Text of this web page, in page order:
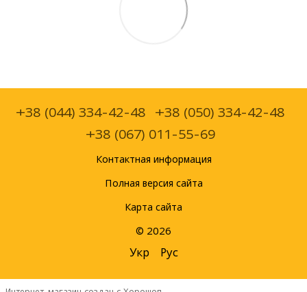
+38 (044) 334-42-48
+38 (050) 334-42-48
+38 (067) 011-55-69
Контактная информация
Полная версия сайта
Карта сайта
© 2026
Укр Рус